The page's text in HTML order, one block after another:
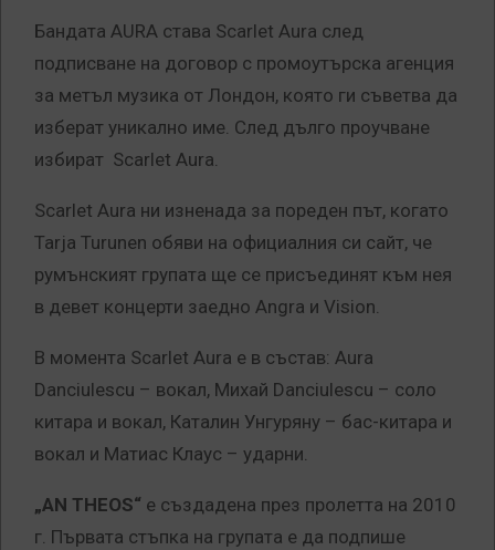
Бандата AURA става Scarlet Aura след
подписване на договор с промоутърска агенция
за метъл музика от Лондон, която ги съветва да
изберат уникално име. След дълго проучване
избират Scarlet Aura.
Scarlet Aura ни изненада за пореден път, когато
Tarja Turunen обяви на официалния си сайт, че
румънският групата ще се присъединят към нея
в девет концерти заедно Angra и Vision.
В момента Scarlet Aura е в състав: Aura
Danciulescu – вокал, Михай Danciulescu – соло
китара и вокал, Каталин Унгуряну – бас-китара и
вокал и Матиас Клаус – ударни.
„AN THEOS“ е създадена през пролетта на 2010
г. Първата стъпка на групата е да подпише